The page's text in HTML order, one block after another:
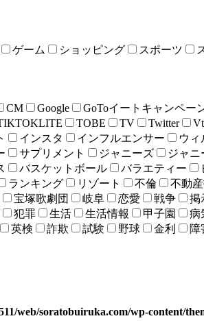
ゲーム ショッピング スポーツ
CM Google GoToイートキャンペー
TOBE TV Twitter
インスタ インフルエンサー ウィ
サプリメント ジャニーズ ジャニ
バスケットボール バラエティー
ランキング リゾート 不倫 不動
宝塚歌劇団 岐阜 恋愛 戦争 掲
犯罪 生活 生活情報 甲子園 病
英検 詐欺 試験 野球 金利 障
web/soratobuiruka.com/wp-content/